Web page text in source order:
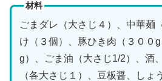
材料
ごまダレ（大さじ４）、中華麺
け（３個）、豚ひき肉（３００
g）、ごま油（大さじ1/2）、酒
（各大さじ１）、豆板醤、しょ